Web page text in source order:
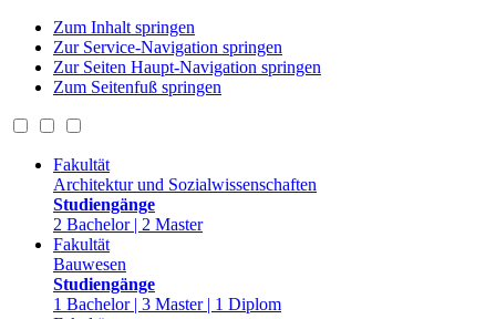
Zum Inhalt springen
Zur Service-Navigation springen
Zur Seiten Haupt-Navigation springen
Zum Seitenfuß springen
Fakultät
Architektur und Sozialwissenschaften
Studiengänge
2 Bachelor | 2 Master
Fakultät
Bauwesen
Studiengänge
1 Bachelor | 3 Master | 1 Diplom